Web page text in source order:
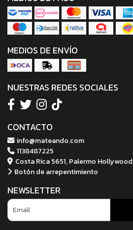
MEDIOS DE ENVÍO
NUESTRAS REDES SOCIALES
CONTACTO
info@mateando.com
1138487225
Costa Rica 5651, Palermo
Botón de arrepentimiento
NEWSLETTER